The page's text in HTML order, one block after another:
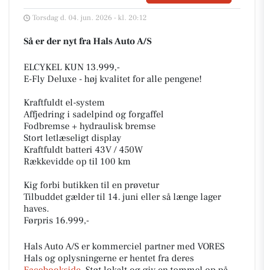
Torsdag d. 04. jun. 2026 - kl. 20:12
Så er der nyt fra Hals Auto A/S
ELCYKEL KUN 13.999,-
E-Fly Deluxe - høj kvalitet for alle pengene!
Kraftfuldt el-system
Affjedring i sadelpind og forgaffel
Fodbremse + hydraulisk bremse
Stort letlæseligt display
Kraftfuldt batteri 43V / 450W
Rækkevidde op til 100 km
Kig forbi butikken til en prøvetur
Tilbuddet gælder til 14. juni eller så længe lager
haves.
Førpris 16.999,-
Hals Auto A/S er kommerciel partner med VORES
Hals og oplysningerne er hentet fra deres